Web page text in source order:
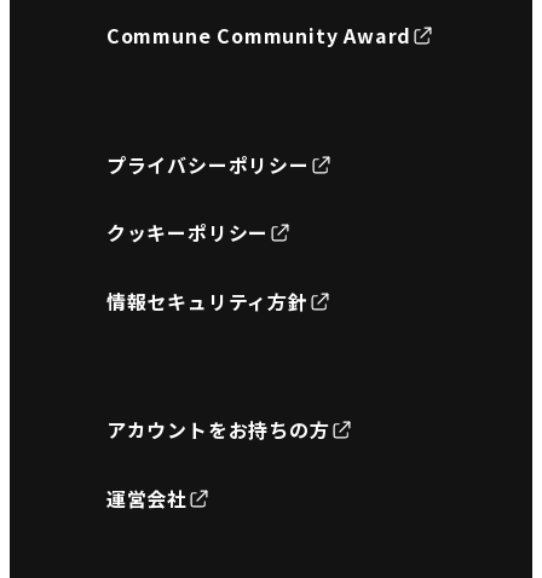
Commune Community Award
プライバシーポリシー
クッキーポリシー
情報セキュリティ方針
アカウントをお持ちの方
運営会社